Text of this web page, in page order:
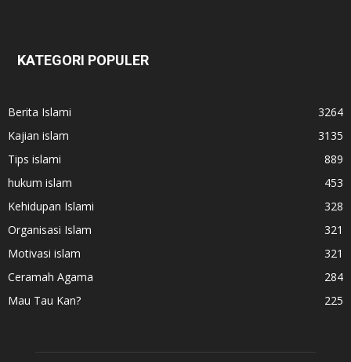
KATEGORI POPULER
Berita Islami
3264
Kajian islam
3135
Tips islami
889
hukum islam
453
Kehidupan Islami
328
Organisasi Islam
321
Motivasi islam
321
Ceramah Agama
284
Mau Tau Kan?
225